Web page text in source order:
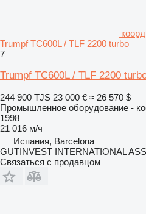
Trumpf TC600L / TLF 2200 turbo
7
Trumpf TC600L / TLF 2200
244 900 TJS 23 000 € ≈ 26 570 $
Промышленное оборудование -
1998
21 016 м/ч
Испания, Barcelona
GUTINVEST INTERNATIONAL
Связаться с продавцом